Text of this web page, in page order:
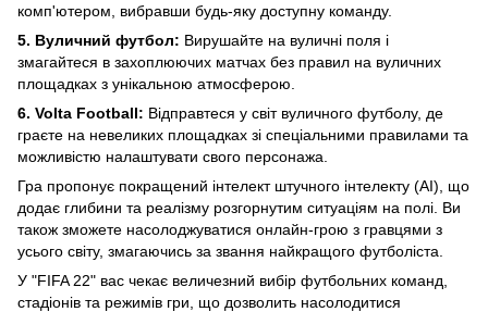
комп'ютером, вибравши будь-яку доступну команду.
5. Вуличний футбол: Вирушайте на вуличні поля і
змагайтеся в захоплюючих матчах без правил на вуличних
площадках з унікальною атмосферою.
6. Volta Football: Відправтеся у світ вуличного футболу, де
граєте на невеликих площадках зі спеціальними правилами та
можливістю налаштувати свого персонажа.
Гра пропонує покращений інтелект штучного інтелекту (AI), що
додає глибини та реалізму розгорнутим ситуаціям на полі. Ви
також зможете насолоджуватися онлайн-грою з гравцями з
усього світу, змагаючись за звання найкращого футболіста.
У "FIFA 22" вас чекає величезний вибір футбольних команд,
стадіонів та режимів гри, що дозволить насолодитися